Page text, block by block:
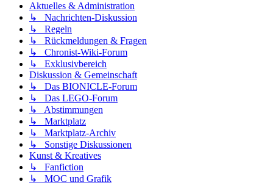
Aktuelles & Administration
↳ Nachrichten-Diskussion
↳ Regeln
↳ Rückmeldungen & Fragen
↳ Chronist-Wiki-Forum
↳ Exklusivbereich
Diskussion & Gemeinschaft
↳ Das BIONICLE-Forum
↳ Das LEGO-Forum
↳ Abstimmungen
↳ Marktplatz
↳ Marktplatz-Archiv
↳ Sonstige Diskussionen
Kunst & Kreatives
↳ Fanfiction
↳ MOC und Grafik